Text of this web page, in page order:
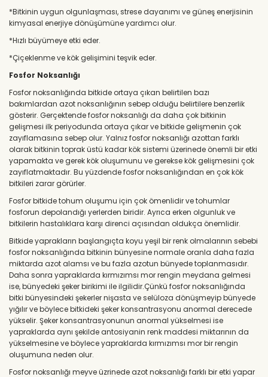
*Bitkinin uygun olgunlaşması, strese dayanımı ve güneş enerjisinin
kimyasal enerjiye dönüşümüne yardımcı olur.
*Hızlı büyümeye etki eder.
*Çiçeklenme ve kök gelişimini teşvik eder.
Fosfor Noksanlığı
Fosfor noksanlığında bitkide ortaya çıkan belirtilen bazı
bakımlardan azot noksanlığının sebep olduğu belirtilere benzerlik
gösterir. Gerçektende fosfor noksanlığı da daha çok bitkinin
gelişmesi ilk periyodunda ortaya çıkar ve bitkide gelişmenin çok
zayıflamasına sebep olur. Yalnız fosfor noksanlığı azottan farklı
olarak bitkinin toprak üstü kadar kök sistemi üzerinede önemli bir etki
yapamakta ve gerek kök oluşumunu ve gerekse kök gelişmesini çok
zayıflatmaktadır. Bu yüzdende fosfor noksanlığından en çok kök
bitkileri zarar görürler.
Fosfor bitkide tohum oluşumu için çok ömenlidir ve tohumlar
fosforun depolandığı yerlerden biridir. Ayrıca erken olgunluk ve
bitkilerin hastalıklara karşı direnci açısından oldukça önemlidir.
Bitkide yaprakların başlangıçta koyu yeşil bir renk olmalarının sebebi
fosfor noksanlığında bitkinin bünyesine normale oranla daha fazla
miktarda azot alamsı ve bu fazla azotun bünyede toplanmasıdır.
Daha sonra yapraklarda kırmızımsı mor rengin meydana gelmesi
ise, bünyedeki şeker birikimi ile ilgilidir.Çünkü fosfor noksanlığında
bitki bünyesindeki şekerler nişasta ve selüloza dönüşmeyip bünyede
yığılır ve böylece bitkideki şeker konsantrasyonu anormal derecede
yükselir. Şeker konsantrasyonunun anormal yükselmesi ise
yapraklarda aynı şekilde antosiyanin renk maddesi miktarının da
yükselmesine ve böylece yapraklarda kırmızımsı mor bir rengin
oluşumuna neden olur.
Fosfor noksanlığı meyve üzrinede azot noksanlığı farklı bir etki yapar